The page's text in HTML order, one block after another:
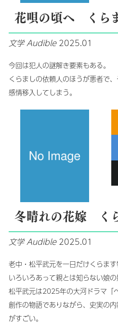
花唄の頃へ くら
文学 Audible 2025.01
今回は犯人の謎解き要素もある。
くらましの依頼人のほうが悪者で
感情移入してしまう。
冬晴れの花嫁 く
文学 Audible 2025.01
老中・松平武元を一日だけくらます
いろいろあって親とは知らない娘の
松平武元は2025年の大河ドラマ「
創作の物語でありながら、史実の
がすごい。